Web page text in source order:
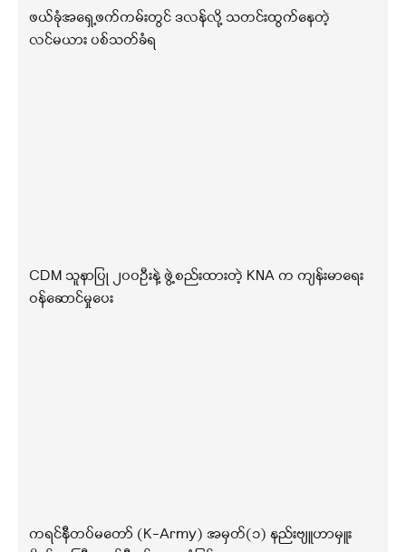
ဖယ်ခုံအရှေ့ဖက်ကမ်းတွင် ဒလန်လို့ သတင်းထွက်နေတဲ့
လင်မယား ပစ်သတ်ခံရ
CDM သူနာပြု ၂၀၀ဦးနဲ့ ဖွဲ့စည်းထားတဲ့ KNA က ကျန်းမာရေး
ဝန်ဆောင်မှုပေး
ကရင်နီတပ်မတော် (K-Army) အမှတ်(၁) နည်းဗျူဟာမှူး